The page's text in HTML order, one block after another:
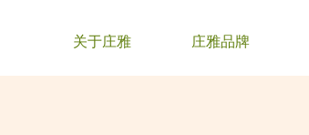
关于庄雅 庄雅品牌